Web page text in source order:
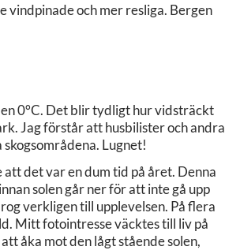
och mer resliga. Bergen
0°C. Det blir tydligt hur vidsträckt
Jag förstår att husbilister och andra
Lugnet!
det var en dum tid på året. Denna
solen går ner för att inte gå upp
verkligen till upplevelsen. På flera
Mitt fotointresse väcktes till liv på
åka mot den lågt stående solen,